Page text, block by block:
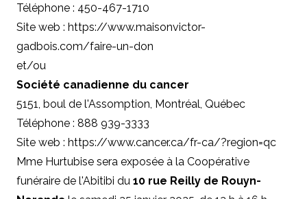
Téléphone : 450-467-1710
Site web : https://www.maisonvictor-
gadbois.com/faire-un-don
et/ou
Société canadienne du cancer
5151, boul de l'Assomption, Montréal, Québec
Téléphone : 888 939-3333
Site web : https://www.cancer.ca/fr-ca/?region=qc
Mme Hurtubise sera exposée à la Coopérative
funéraire de l'Abitibi du 10 rue Reilly de Rouyn-